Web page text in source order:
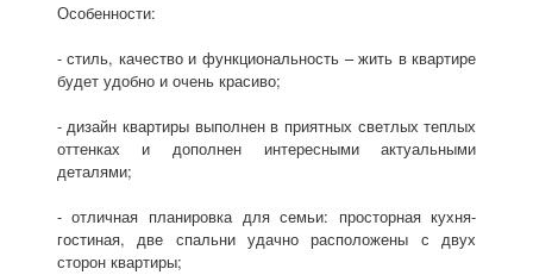
Особенности:
- стиль, качество и функциональность – жить в квартире
будет удобно и очень красиво;
- дизайн квартиры выполнен в приятных светлых теплых
оттенках и дополнен интересными актуальными
деталями;
- отличная планировка для семьи: просторная кухня-
гостиная, две спальни удачно расположены с двух
сторон квартиры;